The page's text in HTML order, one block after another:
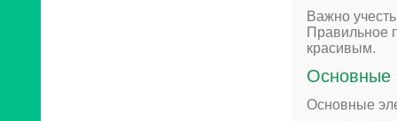
Важно
Правильное
красивым.
Основные
Основные